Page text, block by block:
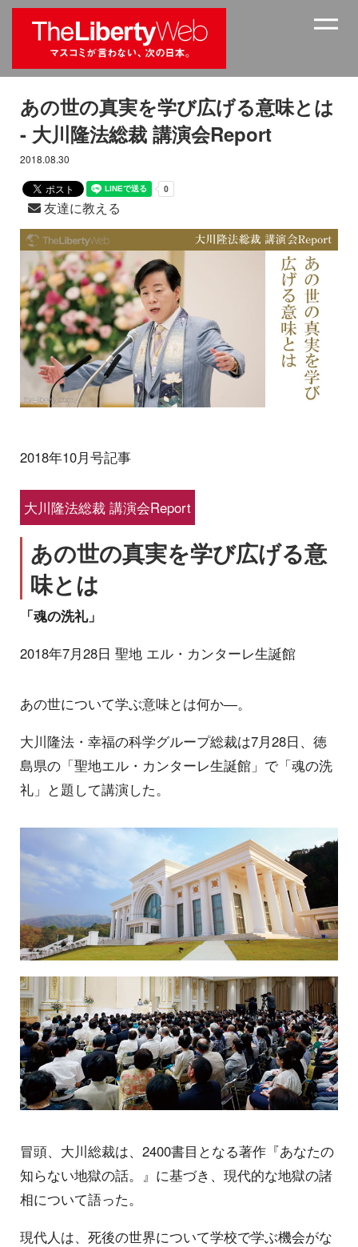
あの世の真実を学び広げる意味とは
- 大川隆法総裁 講演会Report
2018.08.30
友達に教える
2018年10月号記事
大川隆法総裁 講演会Report
あの世の真実を学び広げる意
味とは
「魂の洗礼」
2018年7月28日 聖地 エル・カンターレ生誕館
あの世について学ぶ意味とは何か―。
大川隆法・幸福の科学グループ総裁は7月28日、徳
島県の「聖地エル・カンターレ生誕館」で「魂の洗
礼」と題して講演した。
冒頭、大川総裁は、2400書目となる著作『あなたの
知らない地獄の話。』に基づき、現代的な地獄の諸
相について語った。
現代人は、死後の世界について学校で学ぶ機会がな